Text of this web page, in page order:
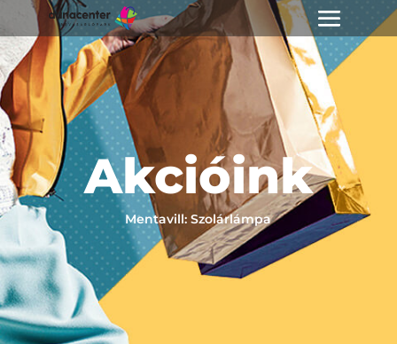
Akcióink
Mentavill: Szolárlámpa